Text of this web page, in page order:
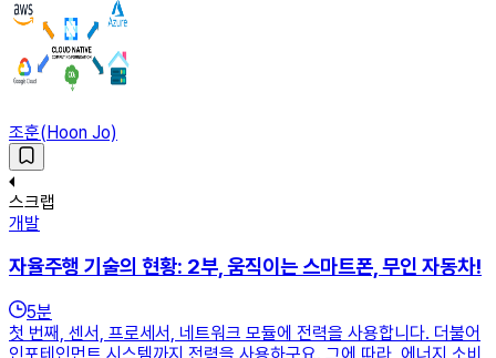
조훈(Hoon Jo)
스크랩
개발
자율주행 기술의 현황: 2부, 움직이는 스마트폰, 무인 자동차!
5분
첫 번째, 센서, 프로세서, 네트워크 모듈에 전력을 사용합니다. 더불어